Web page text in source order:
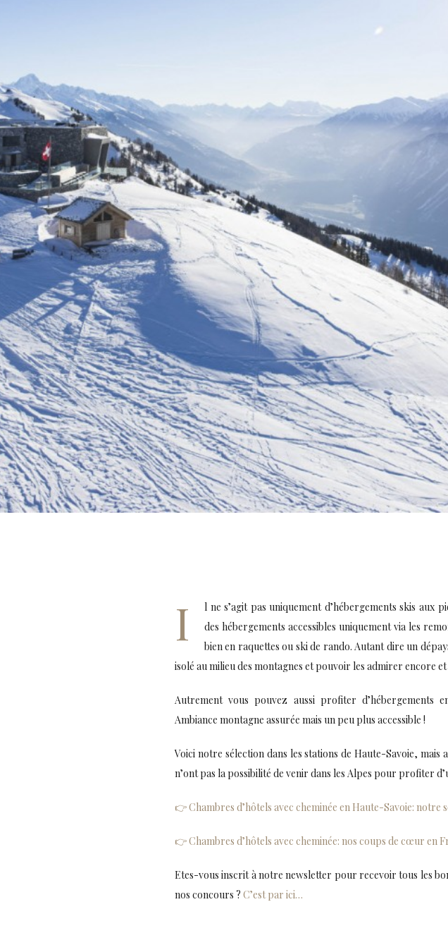
I
l ne s’agit pas uniquement d’hébergements skis aux
des hébergements accessibles uniquement via les
bien en raquettes ou ski de rando. Autant dire un
isolé au milieu des montagnes et pouvoir les admirer encore
Autrement vous pouvez aussi profiter d’hébergements
Ambiance montagne assurée mais un peu plus accessible !
Voici notre sélection dans les stations de Haute-Savoie, mais
n’ont pas la possibilité de venir dans les Alpes pour profiter
👉 Chambres d’hôtels avec cheminée en Haute-Savoie: notre
👉 Chambres d’hôtels avec cheminée: nos coups de cœur en
Etes-vous inscrit à notre newsletter pour recevoir tous les
nos concours ? C’est par ici…